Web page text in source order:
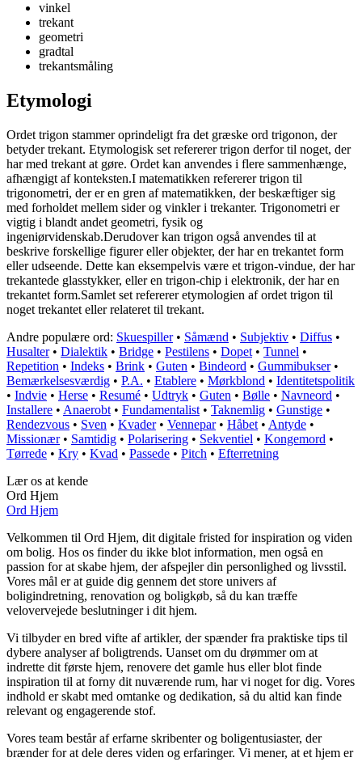
vinkel
trekant
geometri
gradtal
trekantsmåling
Etymologi
Ordet trigon stammer oprindeligt fra det græske ord trigonon, der
betyder trekant. Etymologisk set refererer trigon derfor til noget, der
har med trekant at gøre. Ordet kan anvendes i flere sammenhænge,
afhængigt af konteksten.I matematikken refererer trigon til
trigonometri, der er en gren af matematikken, der beskæftiger sig
med forholdet mellem sider og vinkler i trekanter. Trigonometri er
vigtig i blandt andet geometri, fysik og
ingeniørvidenskab.Derudover kan trigon også anvendes til at
beskrive forskellige figurer eller objekter, der har en trekantet form
eller udseende. Dette kan eksempelvis være et trigon-vindue, der har
trekantede glasstykker, eller en trigon-chip i elektronik, der har en
trekantet form.Samlet set refererer etymologien af ordet trigon til
noget trekantet eller relateret til trekant.
Andre populære ord: Skuespiller• Såmænd • Subjektiv • Diffus •
Husalter• Dialektik • Bridge • Pestilens • Dopet • Tunnel •
Repetition • Indeks • Brink • Guten • Bindeord • Gummibukser•
Bemærkelsesværdig • P.A. • Etablere • Mørkblond • Identitetspolitik
• Indvie • Herse • Resumé • Udtryk • Guten • Bølle • Navneord •
Installere • Anaerobt • Fundamentalist • Taknemlig • Gunstige •
Rendezvous • Sven • Kvader• Vennepar• Håbet • Antyde •
Missionær• Samtidig • Polarisering • Sekventiel • Kongemord •
Tørrede • Kry • Kvad • Passede • Pitch • Efterretning
Lær os at kende
Ord Hjem
Ord Hjem
Velkommen til Ord Hjem, dit digitale fristed for inspiration og viden
om bolig. Hos os finder du ikke blot information, men også en
passion for at skabe hjem, der afspejler din personlighed og livsstil.
Vores mål er at guide dig gennem det store univers af
boligindretning, renovation og boligkøb, så du kan træffe
velovervejede beslutninger i dit hjem.
Vi tilbyder en bred vifte af artikler, der spænder fra praktiske tips til
dybere analyser af boligtrends. Uanset om du drømmer om at
indrette dit første hjem, renovere det gamle hus eller blot finde
inspiration til at forny dit nuværende rum, har vi noget for dig. Vores
indhold er skabt med omtanke og dedikation, så du altid kan finde
relevant og engagerende stof.
Vores team består af erfarne skribenter og boligentusiaster, der
brænder for at dele deres viden og erfaringer. Vi mener, at et hjem er